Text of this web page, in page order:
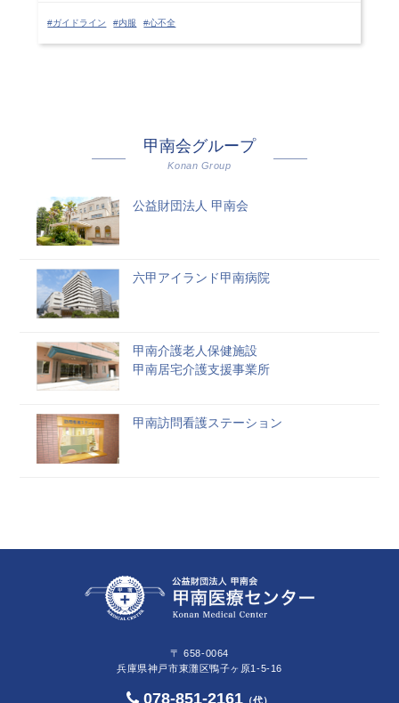
#ガイドライン #内服 #心不全
甲南会グループ
Konan Group
公益財団法人 甲南会
六甲アイランド甲南病院
甲南介護老人保健施設
甲南居宅介護支援事業所
甲南訪問看護ステーション
〒 658-0064
兵庫県神戸市東灘区鴨子ヶ原1-5-16
078-851-2161 （代）